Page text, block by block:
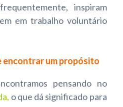
inspiram
em trabalho voluntário
um propósito
pensando no
, o que dá significado para